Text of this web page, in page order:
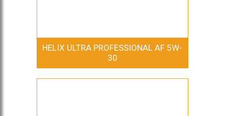
HELIX ULTRA PROFESSIONAL AF 5W-
30